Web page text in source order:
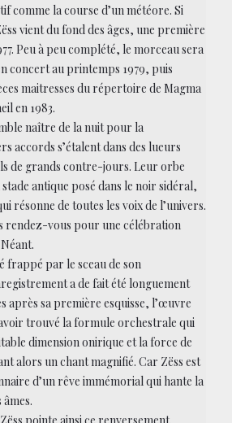
comme la course d’un météore. Si
vient du fond des âges, une première
Peu à peu complété, le morceau sera
concert au printemps 1979, puis
maitresses du répertoire de Magma
en 1983.
naître de la nuit pour la
accords s’étalent dans des lueurs
de grands contre-jours. Leur orbe
stade antique posé dans le noir sidéral,
résonne de toutes les voix de l’univers.
rendez-vous pour une célébration
frappé par le sceau de son
a de fait été longuement
après sa première esquisse, l’œuvre
trouvé la formule orchestrale qui
dimension onirique et la force de
alors un chant magnifié. Car Zëss est
d’un rêve immémorial qui hante la